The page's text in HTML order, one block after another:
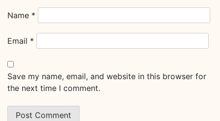
Name *
Email *
Save my name, email, and website in this browser for
the next time I comment.